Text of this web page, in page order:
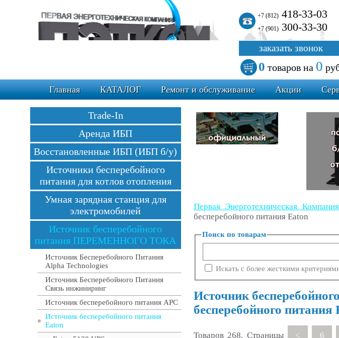
+7 (812)418-33-03
+7 (901)300-33-30
заказать звонок
0 товаровна 0
Главная КАТАЛОГ Ремонт и обслуживание Акции
Первая Энерготехническая Компания
бесперебойного питания Eaton
Поиск по товарам
Искать с более жесткими
Источник
бесперебойного питания
Товаров 268, Страницы < 6
Trade-In
Аренда ИБП
Восстановленные ИБП (ИБП б/у)
Источники бесперебойного
питания для котлов отопления
Умная зарядная станция для
электромобилей
Источник бесперебойного
питания ПЕРЕМЕННОГО ТОКА
Источник Бесперебойного Питания
Alpha Technologies
Источник Бесперебойного Питания
Связь инжиниринг
Источник бесперебойного питания APC
Источник бесперебойного питания
Eaton